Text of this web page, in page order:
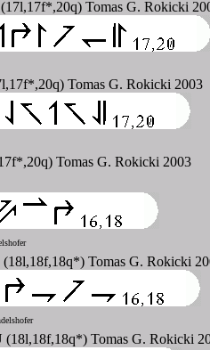
Tomas G. Rokicki
Tomas G. Rokicki 2003
Tomas G. Rokicki 2003
Tomas G. Rokicki
Tomas G. Rokicki